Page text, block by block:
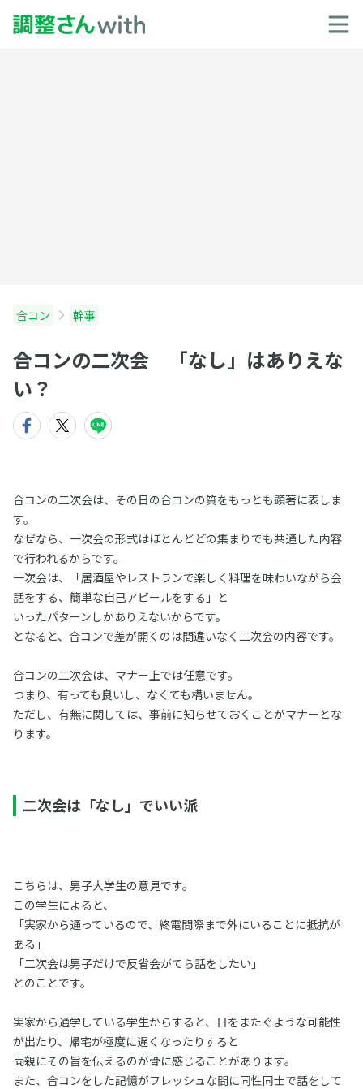
合コン 幹事
合コンの二次会 「なし」はありえな
い？
合コンの二次会は、その日の合コンの質をもっとも顕著に表しま
す。
なぜなら、一次会の形式はほとんどどの集まりでも共通した内容
で行われるからです。
一次会は、「居酒屋やレストランで楽しく料理を味わいながら会
話をする、簡単な自己アピールをする」と
いったパターンしかありえないからです。
となると、合コンで差が開くのは間違いなく二次会の内容です。
合コンの二次会は、マナー上では任意です。
つまり、有っても良いし、なくても構いません。
ただし、有無に関しては、事前に知らせておくことがマナーとな
ります。
二次会は「なし」でいい派
こちらは、男子大学生の意見です。
この学生によると、
「実家から通っているので、終電間際まで外にいることに抵抗が
ある」
「二次会は男子だけで反省会がてら話をしたい」
とのことです。
実家から通学している学生からすると、日をまたぐような可能性
が出たり、帰宅が極度に遅くなったりすると
両親にその旨を伝えるのが骨に感じることがあります。
また、合コンをした記憶がフレッシュな間に同性同士で話をして